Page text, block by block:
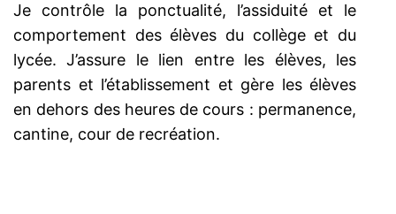
Je contrôle la ponctualité, l’assiduité et le
comportement des élèves du collège et du
lycée. J’assure le lien entre les élèves, les
parents et l’établissement et gère les élèves
en dehors des heures de cours : permanence,
cantine, cour de recréation.